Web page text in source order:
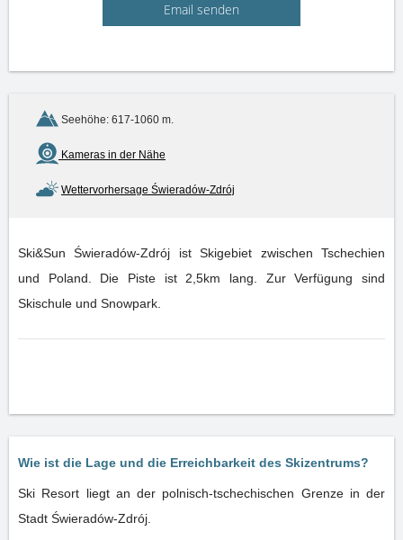
Email senden
Seehöhe: 617-1060 m.
Kameras in der Nähe
Wettervorhersage Świeradów-Zdrój
Ski&Sun Świeradów-Zdrój ist Skigebiet zwischen Tschechien
und Poland. Die Piste ist 2,5km lang. Zur Verfügung sind
Skischule und Snowpark.
Wie ist die Lage und die Erreichbarkeit des Skizentrums?
Ski Resort liegt an der polnisch-tschechischen Grenze in der
Stadt Świeradów-Zdrój.